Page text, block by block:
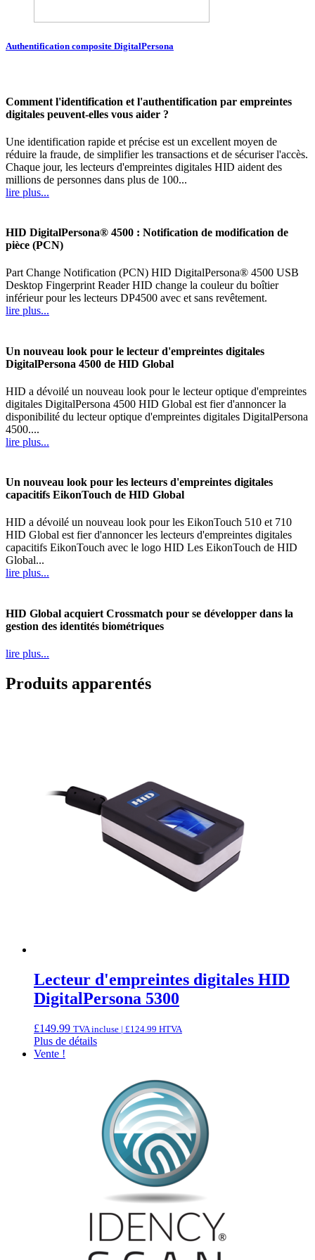
Authentification composite DigitalPersona
Comment l'identification et l'authentification par empreintes
digitales peuvent-elles vous aider ?
Une identification rapide et précise est un excellent moyen de
réduire la fraude, de simplifier les transactions et de sécuriser l'accès.
Chaque jour, les lecteurs d'empreintes digitales HID aident des
millions de personnes dans plus de 100...
lire plus...
HID DigitalPersona® 4500 : Notification de modification de
pièce (PCN)
Part Change Notification (PCN) HID DigitalPersona® 4500 USB
Desktop Fingerprint Reader HID change la couleur du boîtier
inférieur pour les lecteurs DP4500 avec et sans revêtement.
lire plus...
Un nouveau look pour le lecteur d'empreintes digitales
DigitalPersona 4500 de HID Global
HID a dévoilé un nouveau look pour le lecteur optique d'empreintes
digitales DigitalPersona 4500 HID Global est fier d'annoncer la
disponibilité du lecteur optique d'empreintes digitales DigitalPersona
4500....
lire plus...
Un nouveau look pour les lecteurs d'empreintes digitales
capacitifs EikonTouch de HID Global
HID a dévoilé un nouveau look pour les EikonTouch 510 et 710
HID Global est fier d'annoncer les lecteurs d'empreintes digitales
capacitifs EikonTouch avec le logo HID Les EikonTouch de HID
Global...
lire plus...
HID Global acquiert Crossmatch pour se développer dans la
gestion des identités biométriques
lire plus...
Produits apparentés
Lecteur d'empreintes digitales HID
DigitalPersona 5300
£149.99 TVA incluse | £124.99 HTVA
Plus de détails
Vente !